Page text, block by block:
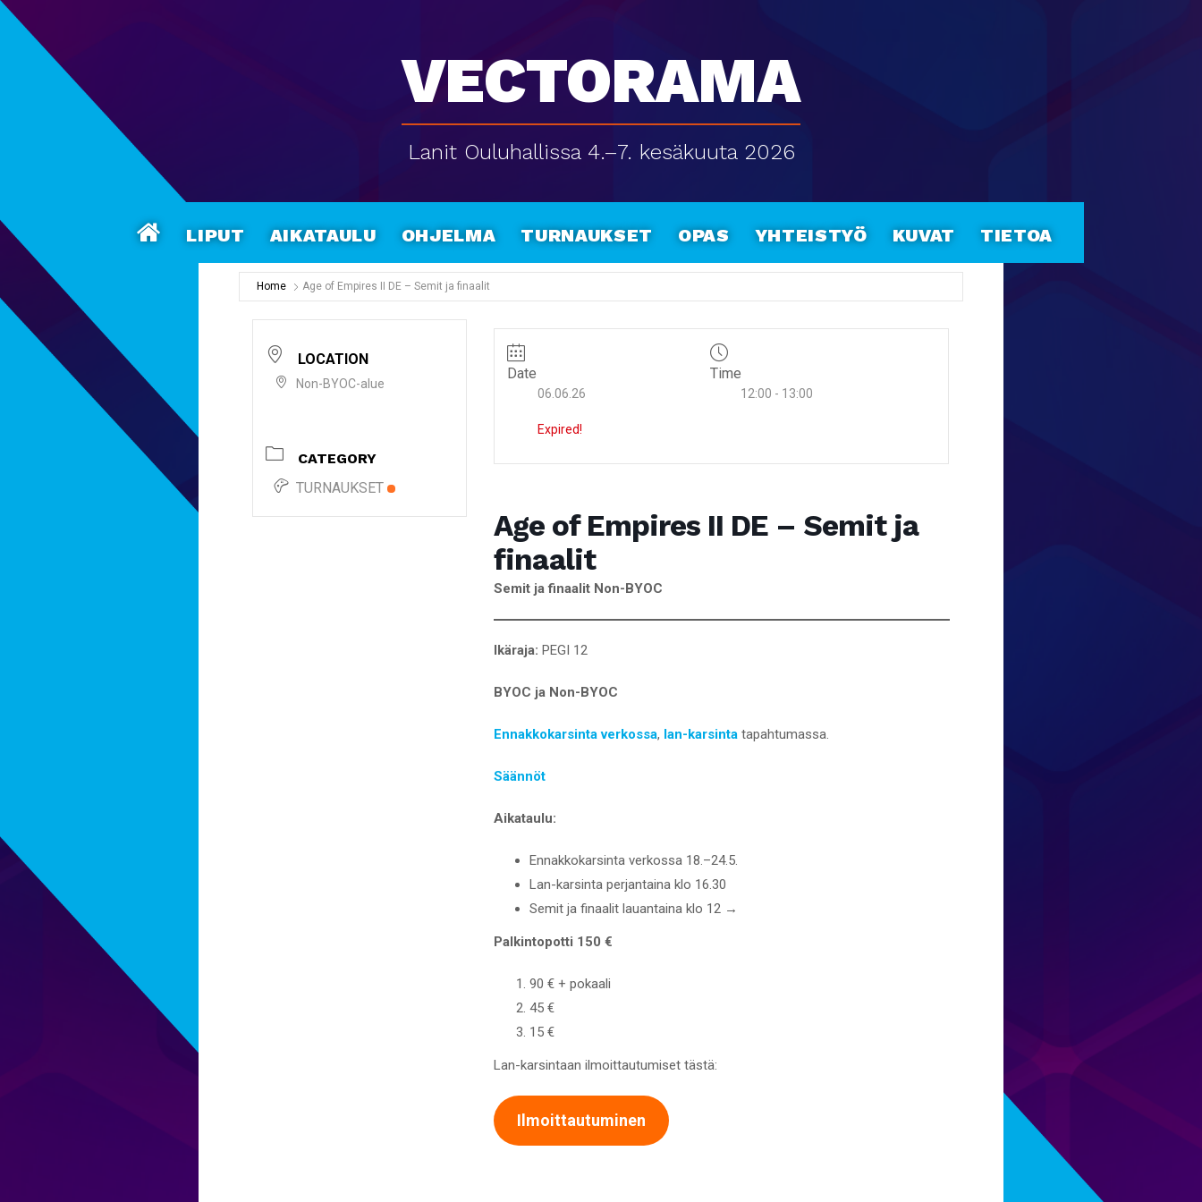
Vectorama
Lanit Ouluhallissa 4.–7. kesäkuuta 2026
Liput Aikataulu Ohjelma Turnaukset Opas Yhteistyö Kuvat Tietoa
Home Age of Empires II DE – Semit ja finaalit
LOCATION
Non-BYOC-alue
CATEGORY
TURNAUKSET
Date
06.06.26
Expired!
Time
12:00 - 13:00
Age of Empires II DE – Semit ja
finaalit
Semit ja finaalit Non-BYOC
Ikäraja: PEGI 12
BYOC ja Non-BYOC
Ennakkokarsinta verkossa, lan-karsintatapahtumassa.
Säännöt
Aikataulu:
Ennakkokarsinta verkossa 18.–24.5.
Lan-karsinta perjantaina klo 16.30
Semit ja finaalit lauantaina klo 12 →
Palkintopotti 150 €
90 € + pokaali
45 €
15 €
Lan-karsintaan ilmoittautumiset tästä:
Ilmoittautuminen